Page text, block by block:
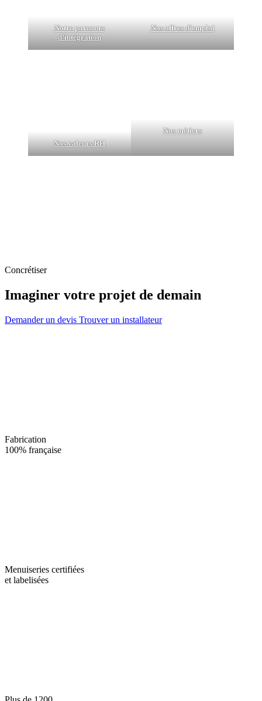
Notre parcours
d’intégration
Nos offres d’emploi
Nos valeurs RH
Nos métiers
Concrétiser
Imaginer votre projet de demain
Demander un devis Trouver un installateur
Fabrication
100% française
Menuiseries certifiées
et labelisées